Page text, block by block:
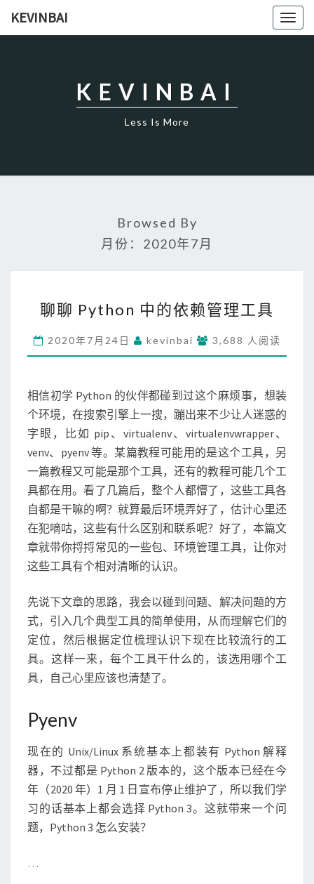
KEVINBAI
KEVINBAI
Less Is More
Browsed By
月份：2020年7月
聊
P
Y
T
N
中
的
依
赖
管
理
工
具
聊聊 Python 中的依赖管理工具
2020年7月24日 kevinbai 3,688 人阅读
相信初学 Python 的伙伴都碰到过这个麻烦事，想装
个环境，在搜索引擎上一搜，蹦出来不少让人迷惑的
字眼，比如 pip、virtualenv、virtualenvwrapper、
venv、pyenv 等。某篇教程可能用的是这个工具，另
一篇教程又可能是那个工具，还有的教程可能几个工
具都在用。看了几篇后，整个人都懵了，这些工具各
自都是干嘛的啊？就算最后环境弄好了，估计心里还
在犯嘀咕，这些有什么区别和联系呢？好了，本篇文
章就带你捋捋常见的一些包、环境管理工具，让你对
这些工具有个相对清晰的认识。
先说下文章的思路，我会以碰到问题、解决问题的方
式，引入几个典型工具的简单使用，从而理解它们的
定位，然后根据定位梳理认识下现在比较流行的工
具。这样一来，每个工具干什么的，该选用哪个工
具，自己心里应该也清楚了。
Pyenv
现在的 Unix/Linux 系统基本上都装有 Python 解释
器，不过都是 Python 2 版本的，这个版本已经在今
年（2020 年）1 月 1 日宣布停止维护了，所以我们学
习的话基本上都会选择 Python 3。这就带来一个问
题，Python 3 怎么安装？
…